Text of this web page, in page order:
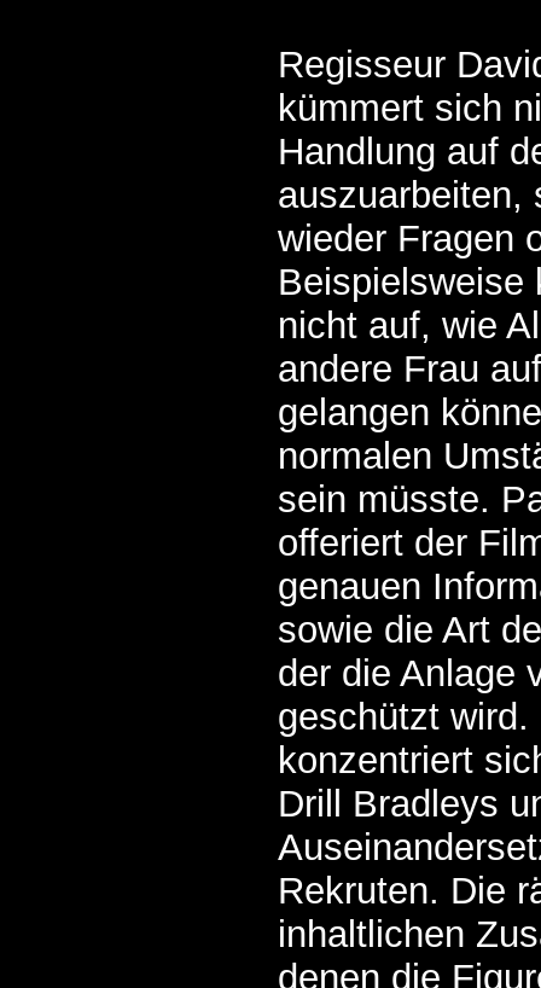
Regisseur
kümmert sich
Handlung auf
auszuarbeiten,
wieder Fragen
Beispielsweise
nicht auf, wie
andere Frau
gelangen
normalen
sein müsste.
offeriert der
genauen
sowie die Art
der die Anlage
geschützt
konzentriert
Drill Bradleys
Rekruten. Die
inhaltlichen
denen die